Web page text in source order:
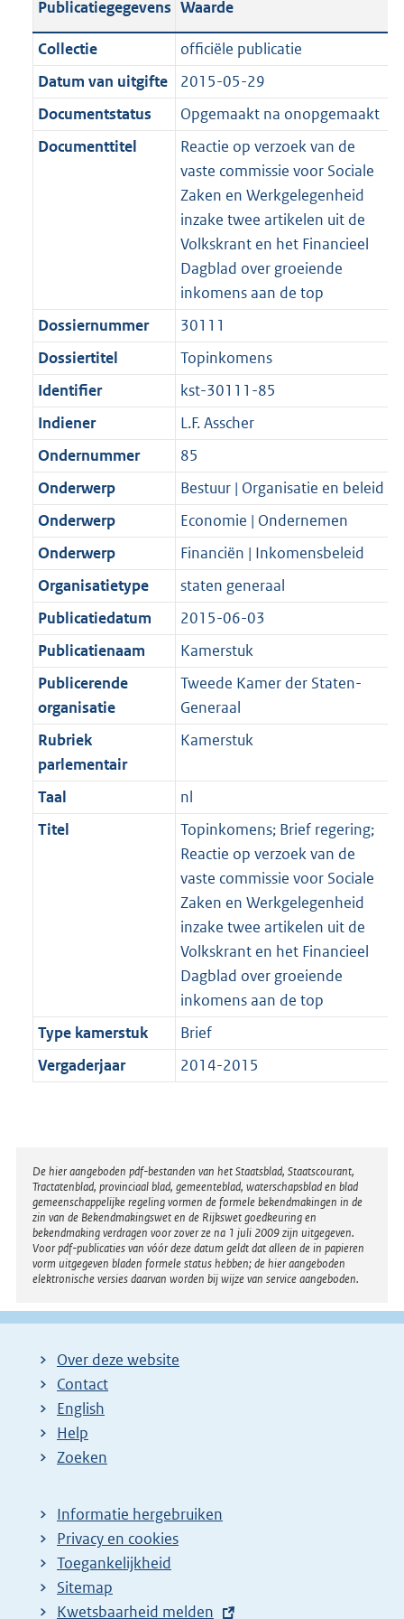
i
e
i
n
f
3
K
b
t
i
e
i
n
:
K
b
a
t
i
e
i
t
e
4
K
b
c
a
t
i
e
a
t
t
:
4
K
a
n
d
s
g
r
o
o
t
t
e
:
2
b
a
n
d
s
g
o
o
t
t
e
:
K
b
Publicatiegegevens Waarde
Collectie
officiële publicatie
Datum van uitgifte
2015-05-29
Documentstatus
Opgemaakt na onopgemaakt
Documenttitel
Reactie op verzoek van de
vaste commissie voor Sociale
Zaken en Werkgelegenheid
inzake twee artikelen uit de
Volkskrant en het Financieel
Dagblad over groeiende
inkomens aan de top
Dossiernummer
30111
Dossiertitel
Topinkomens
Identifier
kst-30111-85
Indiener
L.F. Asscher
Ondernummer
85
Onderwerp
Bestuur | Organisatie en beleid
Onderwerp
Economie | Ondernemen
Onderwerp
Financiën | Inkomensbeleid
Organisatietype
staten generaal
Publicatiedatum
2015-06-03
Publicatienaam
Kamerstuk
Publicerende
organisatie
Tweede Kamer der Staten-
Generaal
Rubriek
parlementair
Kamerstuk
Taal
nl
Titel
Topinkomens; Brief regering;
Reactie op verzoek van de
vaste commissie voor Sociale
Zaken en Werkgelegenheid
inzake twee artikelen uit de
Volkskrant en het Financieel
Dagblad over groeiende
inkomens aan de top
Type kamerstuk
Brief
Vergaderjaar
2014-2015
Disclaimer
De hier aangeboden pdf-bestanden van het Staatsblad, Staatscourant,
Tractatenblad, provinciaal blad, gemeenteblad, waterschapsblad en blad
gemeenschappelijke regeling vormen de formele bekendmakingen in de
zin van de Bekendmakingswet en de Rijkswet goedkeuring en
bekendmaking verdragen voor zover ze na 1 juli 2009 zijn uitgegeven.
Voor pdf-publicaties van vóór deze datum geldt dat alleen de in papieren
vorm uitgegeven bladen formele status hebben; de hier aangeboden
elektronische versies daarvan worden bij wijze van service aangeboden.
Over deze website
Contact
English
Help
Zoeken
Informatie hergebruiken
Privacy en cookies
Toegankelijkheid
Sitemap
E
Kwetsbaarheid melden